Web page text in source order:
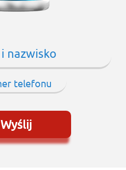
Wyślij